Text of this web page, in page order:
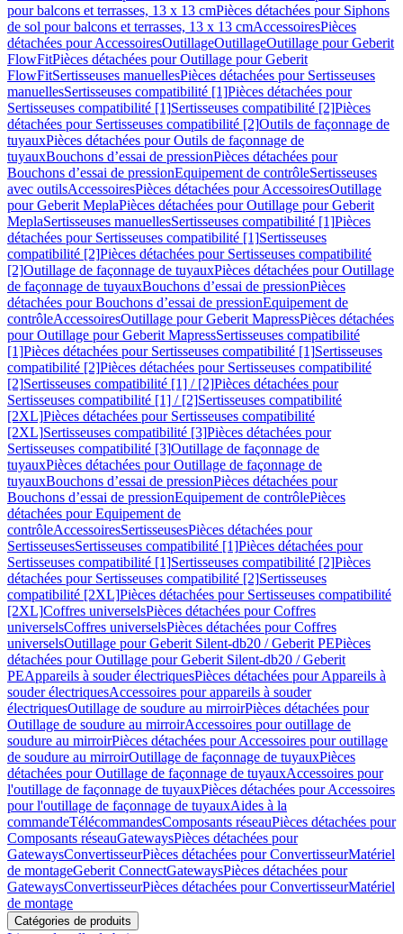
pour balcons et terrasses, 13 x 13 cmPièces détachées pour Siphons
de sol pour balcons et terrasses, 13 x 13 cmAccessoiresPièces
détachées pour AccessoiresOutillageOutillageOutillage pour Geberit
FlowFitPièces détachées pour Outillage pour Geberit
FlowFitSertisseuses manuellesPièces détachées pour Sertisseuses
manuellesSertisseuses compatibilité [1]Pièces détachées pour
Sertisseuses compatibilité [1]Sertisseuses compatibilité [2]Pièces
détachées pour Sertisseuses compatibilité [2]Outils de façonnage de
tuyauxPièces détachées pour Outils de façonnage de
tuyauxBouchons d’essai de pressionPièces détachées pour
Bouchons d’essai de pressionEquipement de contrôleSertisseuses
avec outilsAccessoiresPièces détachées pour AccessoiresOutillage
pour Geberit MeplaPièces détachées pour Outillage pour Geberit
MeplaSertisseuses manuellesSertisseuses compatibilité [1]Pièces
détachées pour Sertisseuses compatibilité [1]Sertisseuses
compatibilité [2]Pièces détachées pour Sertisseuses compatibilité
[2]Outillage de façonnage de tuyauxPièces détachées pour Outillage
de façonnage de tuyauxBouchons d’essai de pressionPièces
détachées pour Bouchons d’essai de pressionEquipement de
contrôleAccessoiresOutillage pour Geberit MapressPièces détachées
pour Outillage pour Geberit MapressSertisseuses compatibilité
[1]Pièces détachées pour Sertisseuses compatibilité [1]Sertisseuses
compatibilité [2]Pièces détachées pour Sertisseuses compatibilité
[2]Sertisseuses compatibilité [1] / [2]Pièces détachées pour
Sertisseuses compatibilité [1] / [2]Sertisseuses compatibilité
[2XL]Pièces détachées pour Sertisseuses compatibilité
[2XL]Sertisseuses compatibilité [3]Pièces détachées pour
Sertisseuses compatibilité [3]Outillage de façonnage de
tuyauxPièces détachées pour Outillage de façonnage de
tuyauxBouchons d’essai de pressionPièces détachées pour
Bouchons d’essai de pressionEquipement de contrôlePièces
détachées pour Equipement de
contrôleAccessoiresSertisseusesPièces détachées pour
SertisseusesSertisseuses compatibilité [1]Pièces détachées pour
Sertisseuses compatibilité [1]Sertisseuses compatibilité [2]Pièces
détachées pour Sertisseuses compatibilité [2]Sertisseuses
compatibilité [2XL]Pièces détachées pour Sertisseuses compatibilité
[2XL]Coffres universelsPièces détachées pour Coffres
universelsCoffres universelsPièces détachées pour Coffres
universelsOutillage pour Geberit Silent-db20 / Geberit PEPièces
détachées pour Outillage pour Geberit Silent-db20 / Geberit
PEAppareils à souder électriquesPièces détachées pour Appareils à
souder électriquesAccessoires pour appareils à souder
électriquesOutillage de soudure au mirroirPièces détachées pour
Outillage de soudure au mirroirAccessoires pour outillage de
soudure au mirroirPièces détachées pour Accessoires pour outillage
de soudure au mirroirOutillage de façonnage de tuyauxPièces
détachées pour Outillage de façonnage de tuyauxAccessoires pour
l'outillage de façonnage de tuyauxPièces détachées pour Accessoires
pour l'outillage de façonnage de tuyauxAides à la
commandeTélécommandesComposants réseauPièces détachées pour
Composants réseauGatewaysPièces détachées pour
GatewaysConvertisseurPièces détachées pour ConvertisseurMatériel
de montageGeberit ConnectGatewaysPièces détachées pour
GatewaysConvertisseurPièces détachées pour ConvertisseurMatériel
de montage
Catégories de produits